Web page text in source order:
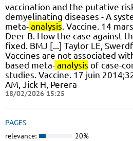
vaccination and the putative
demyelinating diseases - A
meta- analysis . Vaccine. 14
Deer B. How the case against
fixed. BMJ [...] Taylor LE,
Vaccines are not associated
based meta- analysis of case-
studies. Vaccine. 17 juin
AM, Jick H, Perera
18/02/2026 15:25
PAGES
relevance: 20%